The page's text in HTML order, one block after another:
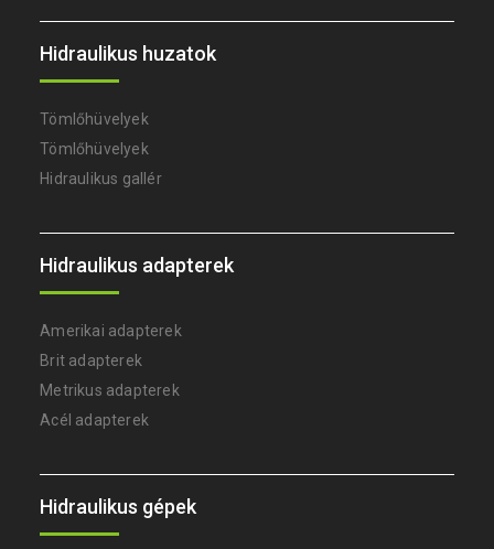
Hidraulikus huzatok
Tömlőhüvelyek
Tömlőhüvelyek
Hidraulikus gallér
Hidraulikus adapterek
Amerikai adapterek
Brit adapterek
Metrikus adapterek
Acél adapterek
Hidraulikus gépek